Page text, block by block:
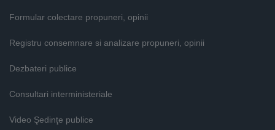
Formular colectare propuneri, opinii
Registru consemnare si analizare propuneri, opinii
Dezbateri publice
Consultari interministeriale
Video Şedinţe publice